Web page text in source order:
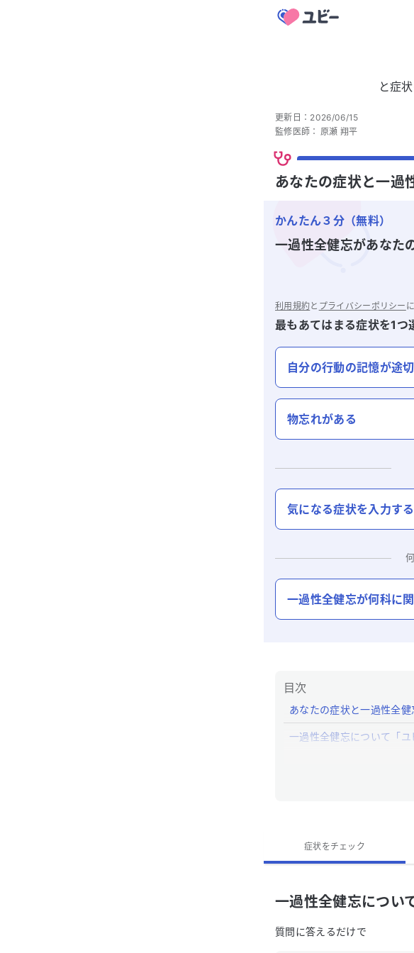
と症
更新日： 2026/06/15
監修医師： 原瀬 翔平
あなたの症状と一過
かんたん３分（無料）
一過性全健忘があなた
利用規約と プライバシーポリシー
最もあてはまる症状を1つ
自分の行動の記憶が途
物忘れがある
気になる症状を入力する
一過性全健忘が何科に
目次
あなたの症状と一過性全
一過性全健忘について「ユ
一過性全健忘のQ&A
症状をチェック
一過性全健忘につい
質問に答えるだけで